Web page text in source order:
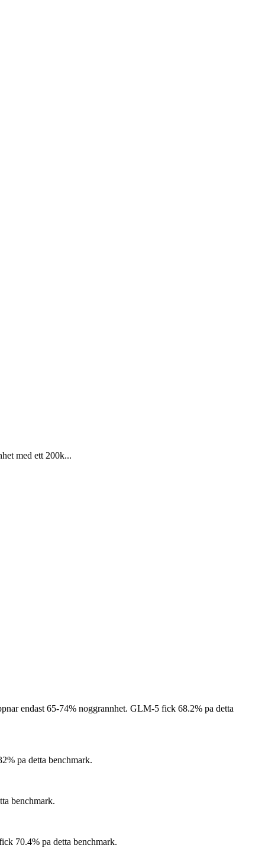
med ett 200k...
endast 65-74% noggrannhet. GLM-5 fick 68.2% pa detta
pa detta benchmark.
benchmark.
70.4% pa detta benchmark.